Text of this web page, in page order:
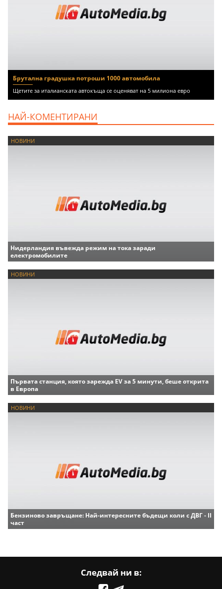
Брутална градушка потроши 1000 автомобила
Щетите за италианската автокъща се оценяват на 5 милиона евро
НАЙ-КОМЕНТИРАНИ
НОВИНИ
Нидерландия въвежда режим на тока заради
електромобилите
НОВИНИ
Първата станция, която зарежда EV за 5 минути, беше открита
в Европа
НОВИНИ
Бензиново завръщане: Най-интересните бъдещи коли с ДВГ - II
част
Следвай ни в: